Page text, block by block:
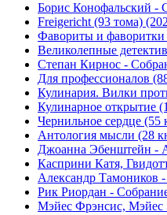
Борис Конофальский -
Freigericht (93 тома)
Фавориты и фаворитки
Великолепные
Степан Кирнос -
Для профессионалов
Кулинария. Вилки
Кулинарное открытие
Чернильное сердце (55
Антология мысли (28
Джоанна Эбенштейн -
Касприни Катя,
Александр Тамоников
Рик Риордан -
Мэйес Фрэнсис, Мэйес